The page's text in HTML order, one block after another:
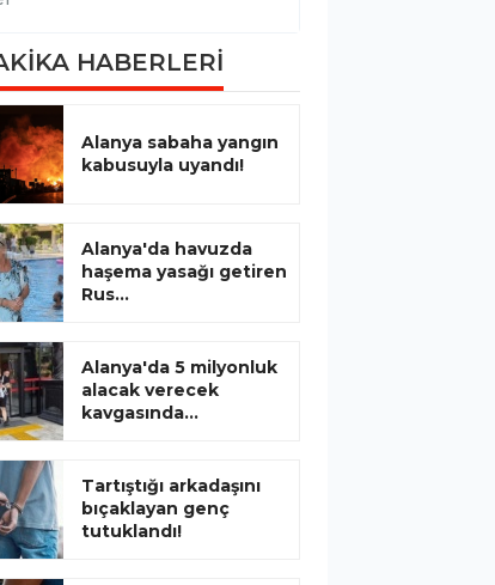
HABERLERİ
Alanya sabaha yangın
kabusuyla uyandı!
Alanya'da havuzda
haşema yasağı getiren
Rus...
Alanya'da 5 milyonluk
alacak verecek
kavgasında...
Tartıştığı arkadaşını
bıçaklayan genç
tutuklandı!